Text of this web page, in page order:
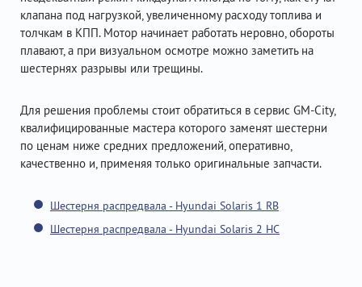
клапана под нагрузкой, увеличенному расходу топлива и
толчкам в КПП. Мотор начинает работать неровно, обороты
плавают, а при визуальном осмотре можно заметить на
шестернях разрывы или трещины.
Для решения проблемы стоит обратиться в сервис GM-City,
квалифицированные мастера которого заменят шестерни
по ценам ниже средних предложений, оперативно,
качественно и, применяя только оригинальные запчасти.
Шестерня распредвала - Hyundai Solaris 1 RB
Шестерня распредвала - Hyundai Solaris 2 HC